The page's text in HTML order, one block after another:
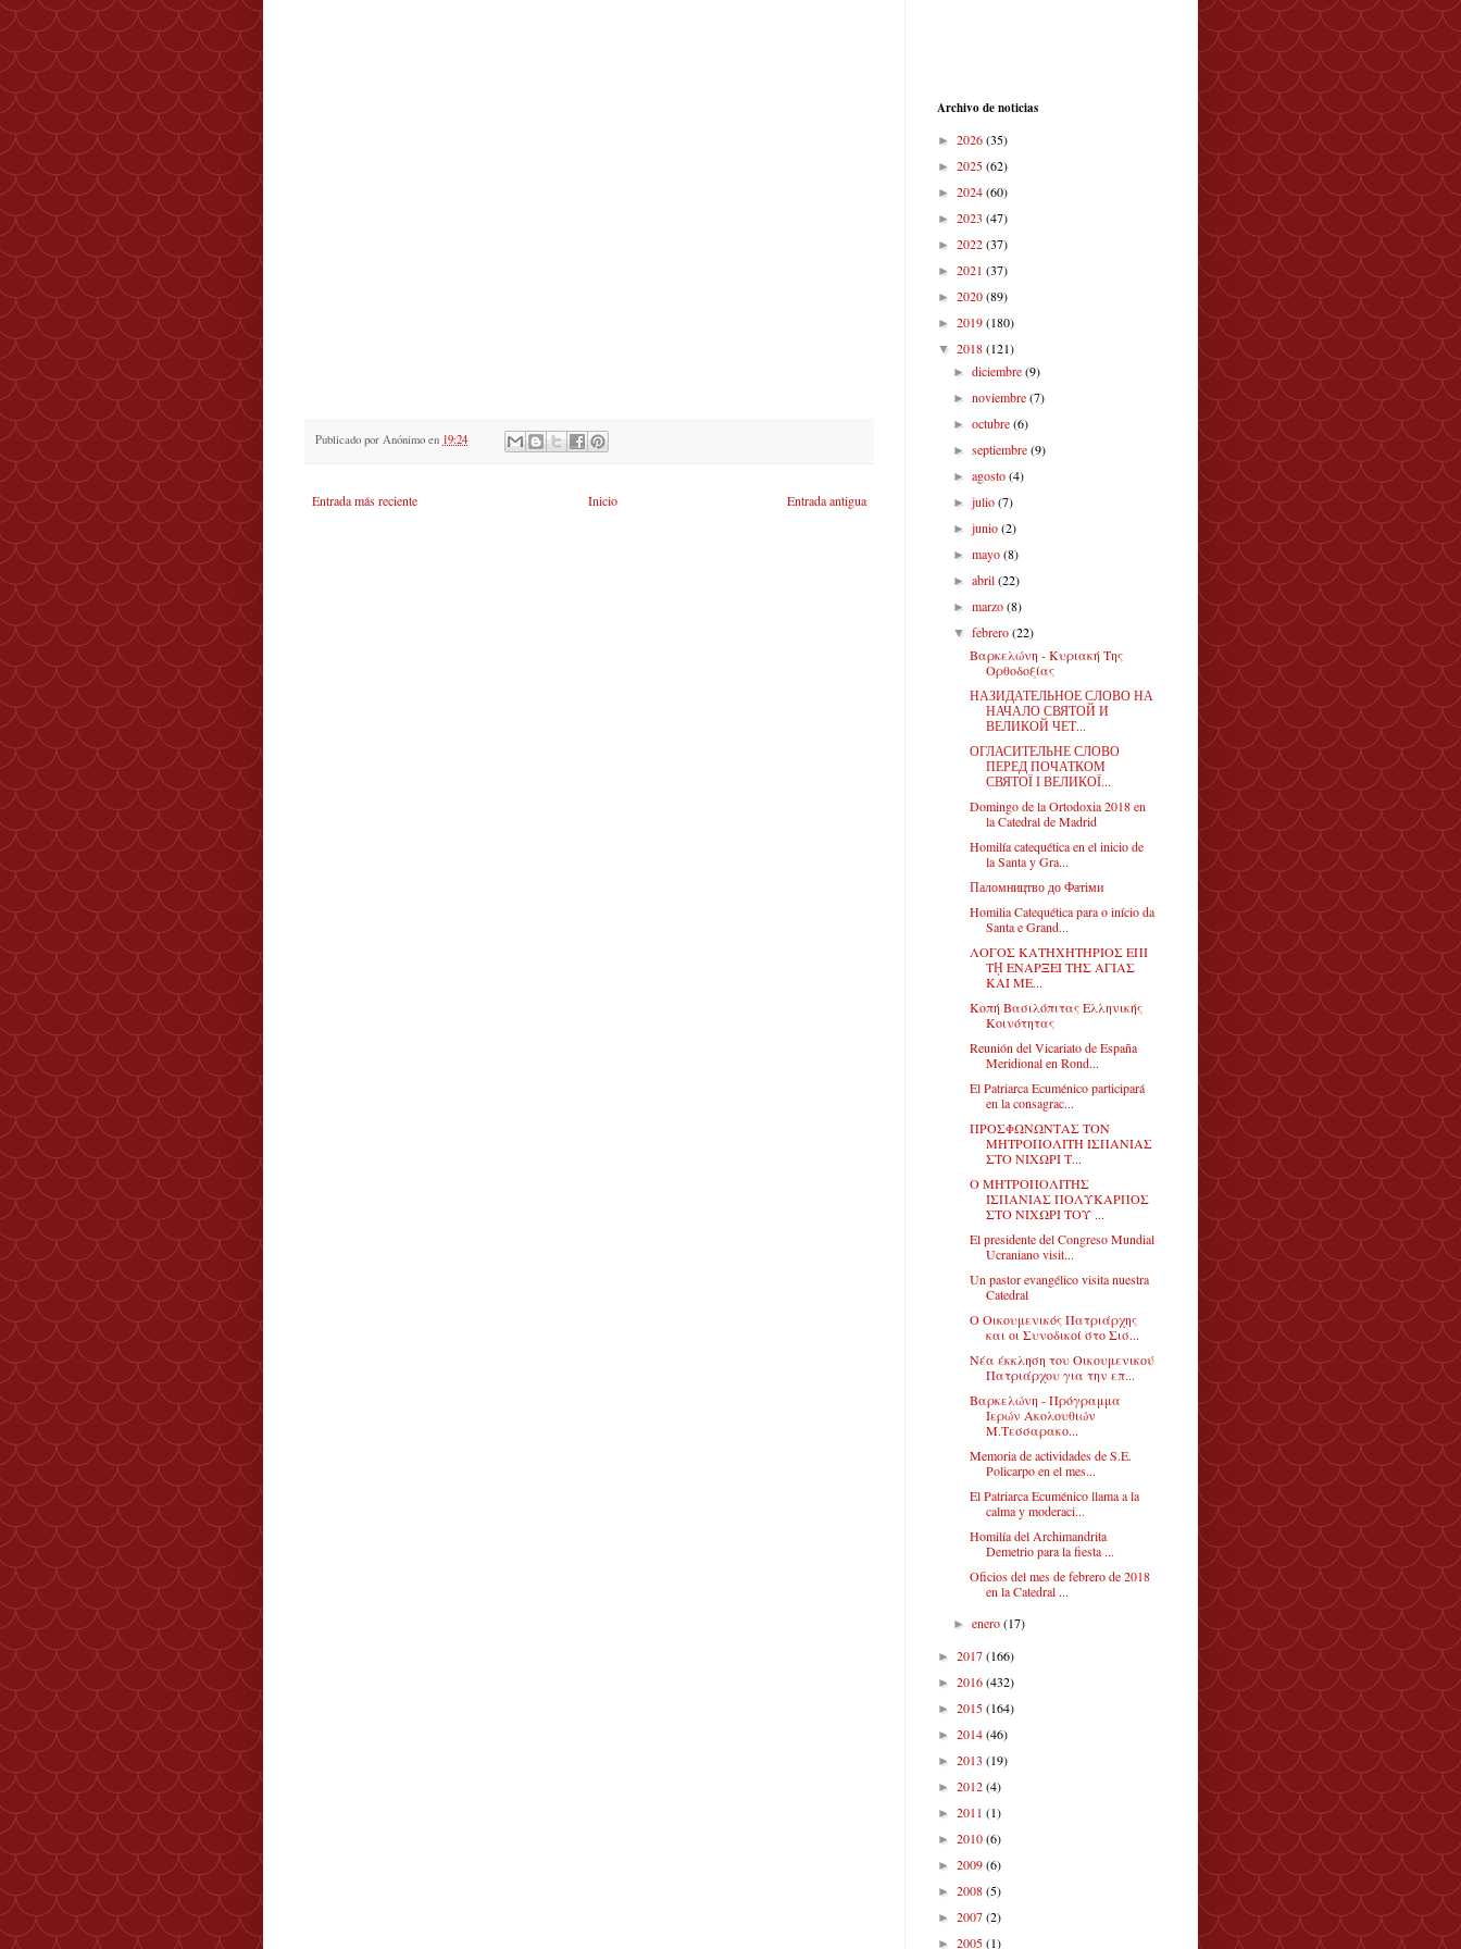
Publicado por Anónimo en 19:24
Entrada más reciente Entrada antigua
Inicio
Archivo de noticias
► 2026(35)
► 2025(62)
► 2024(60)
► 2023 (47)
► 2022(37)
► 2021 (37)
► 2020(89)
► 2019(180)
▼ 2018(121)
►diciembre(9)
►noviembre(7)
►octubre(6)
►septiembre(9)
►agosto(4)
►julio(7)
►junio(2)
►mayo(8)
►abril(22)
►marzo(8)
▼febrero(22)
Βαρκελώνη - Κυριακή Της
Ορθοδοξίας
НАЗИДАТЕЛЬНОЕ СЛОВО НА
НАЧАЛО СВЯТОЙ И
ВЕЛИКОЙ ЧЕТ...
ОГЛАСИТЕЛЬНЕ СЛОВО
ПЕРЕД ПОЧАТКОМ
СВЯТОЇ І ВЕЛИКОЇ...
Domingo de la Ortodoxia 2018 en
la Catedral de Madrid
Homilía catequética en el inicio de
la Santa y Gra...
Паломництво до Фатіми
Homilia Catequética para o início da
Santa e Grand...
ΛΟΓΟΣ ΚΑΤΗΧΗΤΗΡΙΟΣ ΕΠΙ
Τῌ ΕΝΑΡΞΕΙ ΤΗΣ ΑΓΙΑΣ
ΚΑΙ ΜΕ...
Κοπή Βασιλόπιτας Ελληνικής
Κοινότητας
Reunión del Vicariato de España
Meridional en Rond...
El Patriarca Ecuménico participará
en la consagrac...
ΠΡΟΣΦΩΝΩΝΤΑΣ ΤΟΝ
ΜΗΤΡΟΠΟΛΙΤΗ ΙΣΠΑΝΙΑΣ
ΣΤΟ ΝΙΧΩΡΙ Τ...
Ο ΜΗΤΡΟΠΟΛΙΤΗΣ
ΙΣΠΑΝΙΑΣ ΠΟΛΥΚΑΡΠΟΣ
ΣΤΟ ΝΙΧΩΡΙ ΤΟΥ ...
El presidente del Congreso Mundial
Ucraniano visit...
Un pastor evangélico visita nuestra
Catedral
Ο Οικουμενικός Πατριάρχης
και οι Συνοδικοί στο Σισ...
Νέα έκκληση του Οικουμενικού
Πατριάρχου για την επ...
Βαρκελώνη - Πρόγραμμα
Ιερών Ακολουθιών
Μ.Τεσσαρακο...
Memoria de actividades de S.E.
Policarpo en el mes...
El Patriarca Ecuménico llama a la
calma y moderaci...
Homilía del Archimandrita
Demetrio para la fiesta ...
Oficios del mes de febrero de 2018
en la Catedral ...
►enero(17)
► 2017(166)
► 2016(432)
► 2015(164)
► 2014(46)
► 2013 (19)
► 2012(4)
► 2011 (1)
► 2010(6)
► 2009(6)
► 2008(5)
► 2007(2)
► 2005(1)